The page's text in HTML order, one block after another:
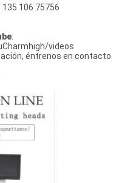
106 75756
:
videos
éntrenos en contacto